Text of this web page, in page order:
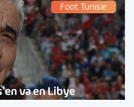
Foot Tunisie
va en Libye